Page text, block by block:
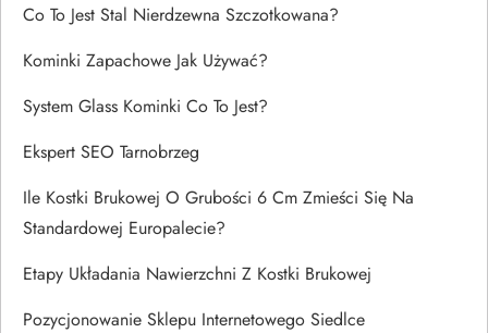
Co To Jest Stal Nierdzewna Szczotkowana?
Kominki Zapachowe Jak Używać?
System Glass Kominki Co To Jest?
Ekspert SEO Tarnobrzeg
Ile Kostki Brukowej O Grubości 6 Cm Zmieści Się Na
Standardowej Europalecie?
Etapy Układania Nawierzchni Z Kostki Brukowej
Pozycjonowanie Sklepu Internetowego Siedlce